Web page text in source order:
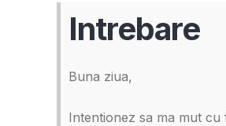
Intrebare
Buna ziua,
Intentionez sa ma mut